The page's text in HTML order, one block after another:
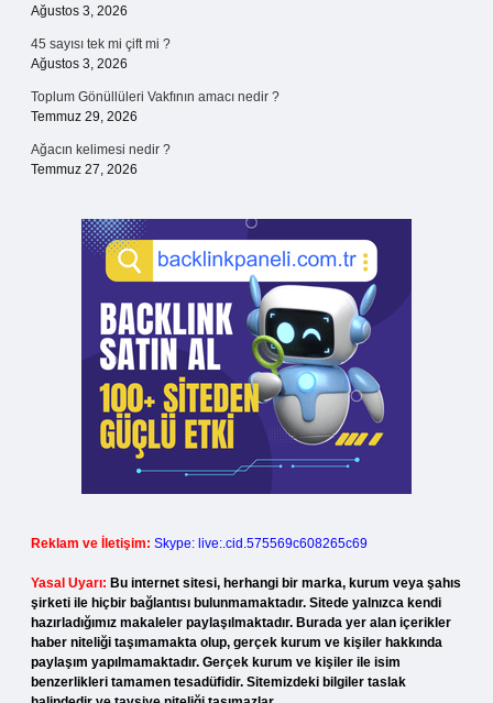
Ağustos 3, 2026
45 sayısı tek mi çift mi ?
Ağustos 3, 2026
Toplum Gönüllüleri Vakfının amacı nedir ?
Temmuz 29, 2026
Ağacın kelimesi nedir ?
Temmuz 27, 2026
Reklam ve İletişim: Skype: live:.cid.575569c608265c69
Yasal Uyarı: Bu internet sitesi, herhangi bir marka, kurum veya şahıs
şirketi ile hiçbir bağlantısı bulunmamaktadır. Sitede yalnızca kendi
hazırladığımız makaleler paylaşılmaktadır. Burada yer alan içerikler
haber niteliği taşımamakta olup, gerçek kurum ve kişiler hakkında
paylaşım yapılmamaktadır. Gerçek kurum ve kişiler ile isim
benzerlikleri tamamen tesadüfidir. Sitemizdeki bilgiler taslak